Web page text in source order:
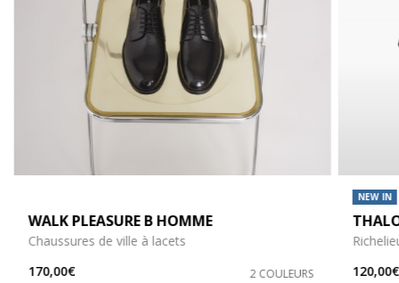
WALK PLEASURE B HOMME
Chaussures de ville à lacets
170,00€
2 COULEURS
NEW IN
120,00€